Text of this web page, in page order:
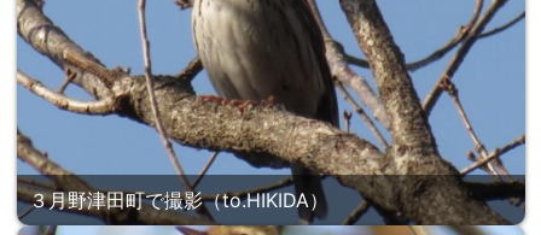
３月野津田町で撮影（to.HIKIDA）